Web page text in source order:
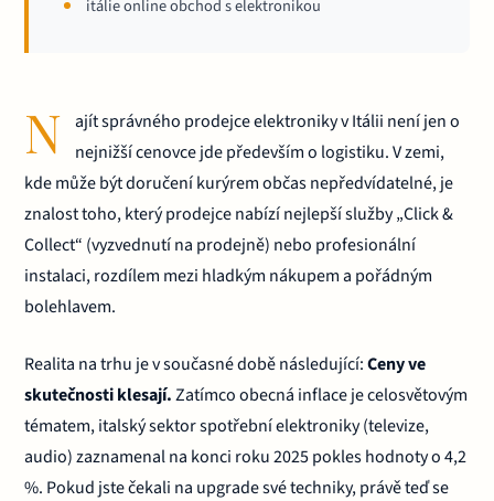
itálie online obchod s elektronikou
N
ajít správného prodejce elektroniky v Itálii není jen o
nejnižší cenovce jde především o logistiku. V zemi,
kde může být doručení kurýrem občas nepředvídatelné, je
znalost toho, který prodejce nabízí nejlepší služby „Click &
Collect“ (vyzvednutí na prodejně) nebo profesionální
instalaci, rozdílem mezi hladkým nákupem a pořádným
bolehlavem.
Realita na trhu je v současné době následující:Ceny ve
skutečnosti klesají.Zatímco obecná inflace je celosvětovým
tématem, italský sektor spotřební elektroniky (televize,
audio) zaznamenal na konci roku 2025 pokles hodnoty o 4,2
%. Pokud jste čekali na upgrade své techniky, právě teď se